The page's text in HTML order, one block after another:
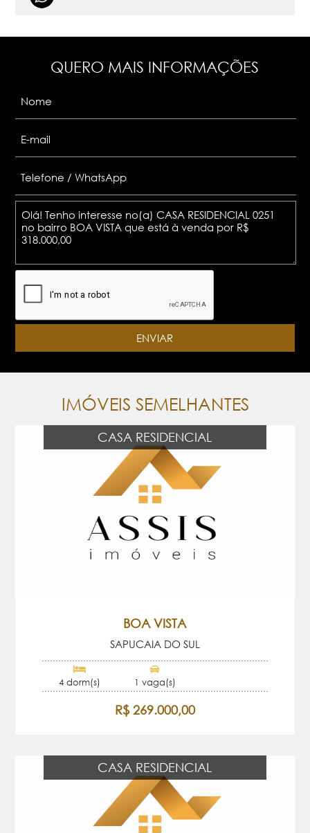
QUERO MAIS INFORMAÇÕES
IMÓVEIS SEMELHANTES
CASA RESIDENCIAL
BOA VISTA
SAPUCAIA DO SUL
4 dorm(s) 1 vaga(s)
R$ 269.000,00
CASA RESIDENCIAL